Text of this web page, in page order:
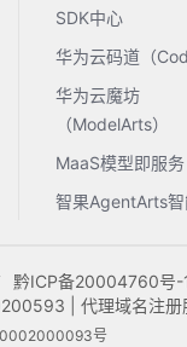
SDK中心
华为云码道（
华为云魔坊
（ModelArts）
MaaS模型即服务
智果AgentArts智
黔ICP备20004760号-
| 代理域名注册
号